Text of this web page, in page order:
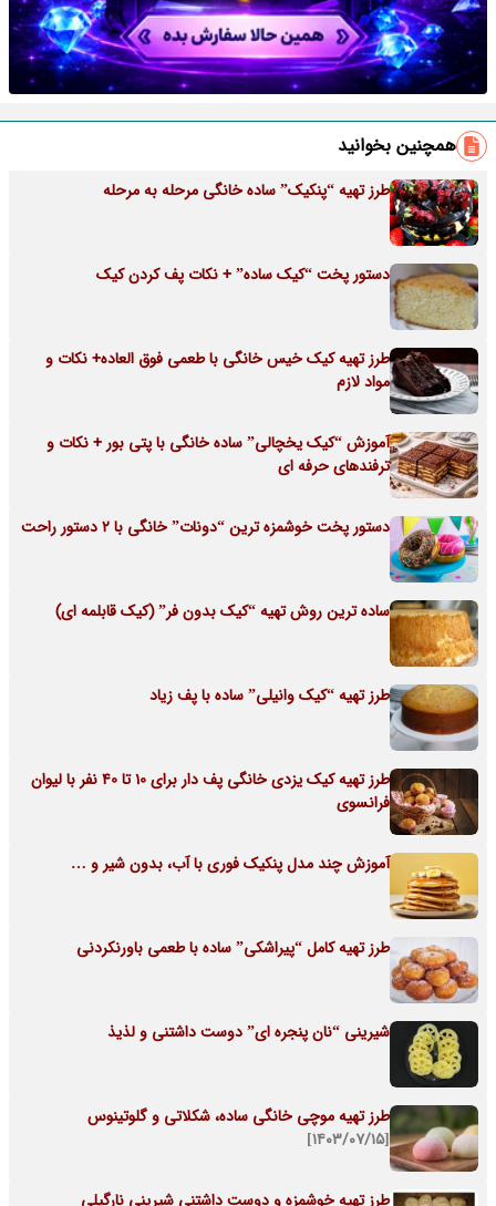
همچنین بخوانید
طرز تهیه “پنکیک” ساده خانگی مرحله به مرحله
دستور پخت “کیک ساده” + نکات پف کردن کیک
طرز تهیه کیک خیس خانگی با طعمی فوق العاده+ نکات و
مواد لازم
آموزش “کیک یخچالی” ساده خانگی با پتی بور + نکات و
ترفندهای حرفه ای
دستور پخت خوشمزه ترین “دونات” خانگی با 2 دستور راحت
ساده ترین روش تهیه “کیک بدون فر” (کیک قابلمه ای)
طرز تهیه “کیک وانیلی” ساده با پف زیاد
طرز تهیه کیک یزدی خانگی پف دار برای 10 تا 40 نفر با لیوان
فرانسوی
آموزش چند مدل پنکیک فوری با آب، بدون شیر و …
طرز تهیه کامل “پیراشکی” ساده با طعمی باورنکردنی
شیرینی “نان پنجره ای” دوست داشتنی و لذیذ
طرز تهیه موچی خانگی ساده، شکلاتی و گلوتینوس
[۱۴۰۳/۰۷/۱۵]
طرز تهیه خوشمزه و دوست داشتنی شیرینی نارگیلی